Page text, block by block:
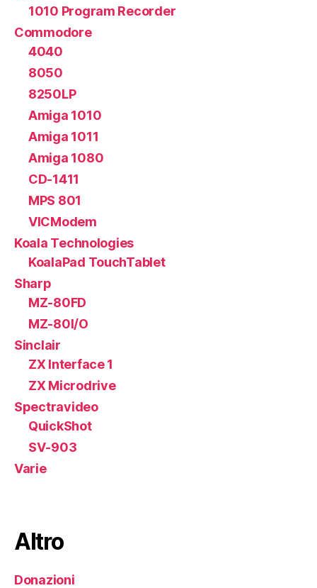
1010 Program Recorder
Commodore
4040
8050
8250LP
Amiga 1010
Amiga 1011
Amiga 1080
CD-1411
MPS 801
VICModem
Koala Technologies
KoalaPad TouchTablet
Sharp
MZ-80FD
MZ-80I/O
Sinclair
ZX Interface 1
ZX Microdrive
Spectravideo
QuickShot
SV-903
Varie
Altro
Donazioni